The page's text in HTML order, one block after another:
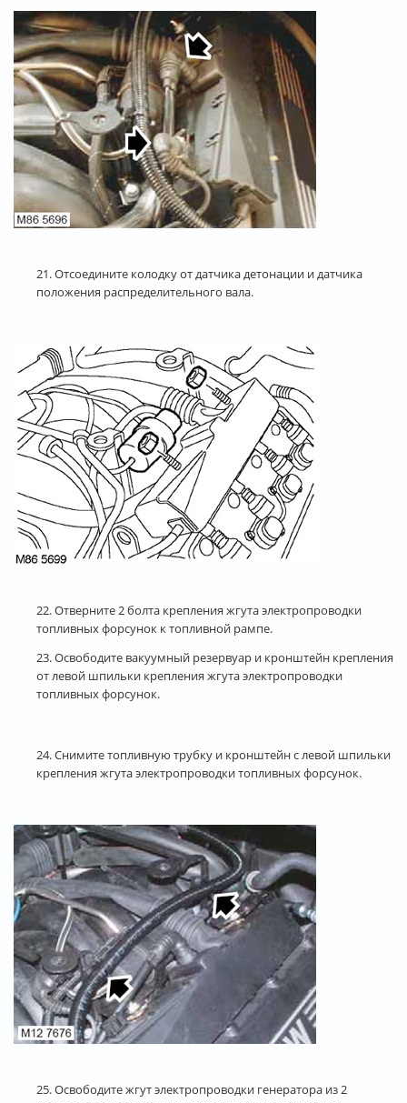
21. Отсоедините колодку от датчика детонации и датчика
положения распределительного вала.
22. Отверните 2 болта крепления жгута электропроводки
топливных форсунок к топливной рампе.
23. Освободите вакуумный резервуар и кронштейн крепления
от левой шпильки крепления жгута электропроводки
топливных форсунок.
24. Снимите топливную трубку и кронштейн с левой шпильки
крепления жгута электропроводки топливных форсунок.
25. Освободите жгут электропроводки генератора из 2